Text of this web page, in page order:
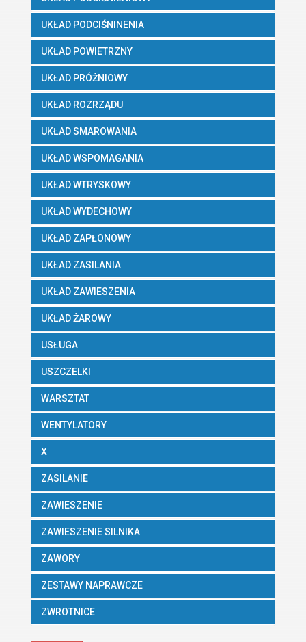
UKŁAD PODCIŚNINENIA
UKŁAD POWIETRZNY
UKŁAD PRÓŻNIOWY
UKŁAD ROZRZĄDU
UKŁAD SMAROWANIA
UKŁAD WSPOMAGANIA
UKŁAD WTRYSKOWY
UKŁAD WYDECHOWY
UKŁAD ZAPŁONOWY
UKŁAD ZASILANIA
UKŁAD ZAWIESZENIA
UKŁAD ŻAROWY
USŁUGA
USZCZELKI
WARSZTAT
WENTYLATORY
X
ZASILANIE
ZAWIESZENIE
ZAWIESZENIE SILNIKA
ZAWORY
ZESTAWY NAPRAWCZE
ZWROTNICE